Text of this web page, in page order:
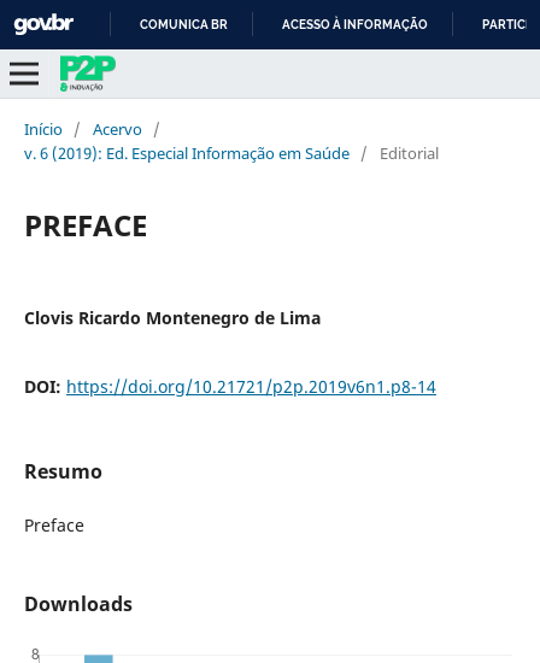
COMUNICA BR ACESSO À INFORMAÇÃO
Início / Acervo /
v. 6 (2019): Ed. Especial Informação em Saúde / Editorial
PREFACE
Clovis Ricardo Montenegro de Lima
DOI: https://doi.org/10.21721/p2p.2019v6n1.p8-14
Resumo
Preface
Downloads